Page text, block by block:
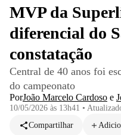
MVP da
diferencial do
constatação
Central de 40 anos foi
do campeonato
PorJoão Marcelo Cardoso e
10/05/2026 às 13h41 •
Compartilhar